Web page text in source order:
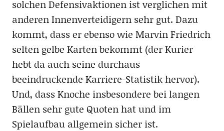
solchen Defensivaktionen ist verglichen mit
anderen Innenverteidigern sehr gut. Dazu
kommt, dass er ebenso wie Marvin Friedrich
selten gelbe Karten bekommt (der Kurier
hebt da auch seine durchaus
beeindruckende Karriere-Statistik hervor).
Und, dass Knoche insbesondere bei langen
Bällen sehr gute Quoten hat und im
Spielaufbau allgemein sicher ist.